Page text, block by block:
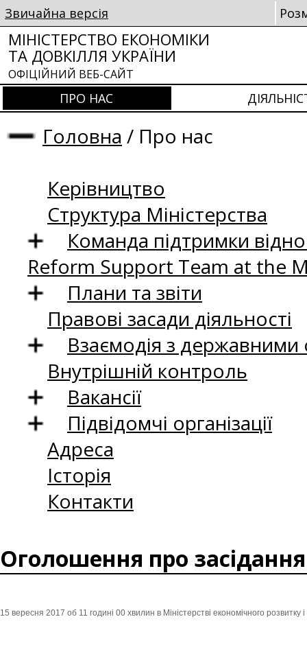
Звичайна версія
МІНІСТЕРСТВО ЕКОНОМІКИ
ТА ДОВКІЛЛЯ УКРАЇНИ
ОФІЦІЙНИЙ ВЕБ-САЙТ
ПРО НАС
Головна / Про нас
Керівництво
Структура Міністерства
Команда підтримки
Reform Support Team at the
Плани та звіти
Правові засади діяльності
Взаємодія з
Внутрішній контроль
Вакансії
Підвідомчі організації
Адреса
Історія
Контакти
Оголошення про засідання
15 вересня 2017 об 11 годині 00 хвилин в Міністерстві економічного розвитку